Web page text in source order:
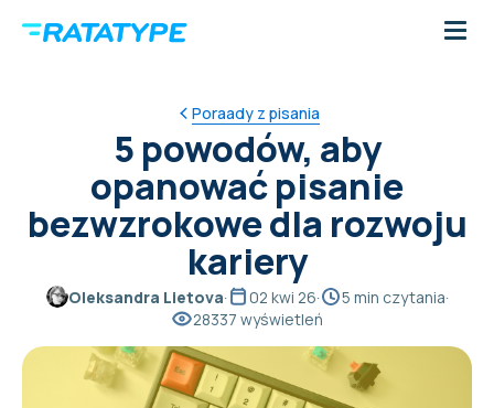
Poraady z pisania
5 powodów, aby
opanować pisanie
bezwzrokowe dla rozwoju
kariery
Oleksandra Lietova· 02 kwi 26· 5 min czytania·
28337 wyświetleń